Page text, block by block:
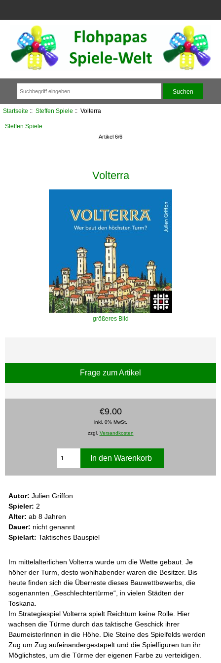
Startseite :: Steffen Spiele :: Volterra
Steffen Spiele
Artikel 6/6
Volterra
größeres Bild
Frage zum Artikel
€9.00
inkl. 0% MwSt.
zzgl. Versandkosten
Autor: Julien Griffon
Spieler: 2
Alter: ab 8 Jahren
Dauer: nicht genannt
Spielart: Taktisches Bauspiel
Im mittelalterlichen Volterra wurde um die Wette gebaut. Je
höher der Turm, desto wohlhabender waren die Besitzer. Bis
heute finden sich die Überreste dieses Bauwettbewerbs, die
sogenannten „Geschlechtertürme“, in vielen Städten der
Toskana.
Im Strategiespiel Volterra spielt Reichtum keine Rolle. Hier
wachsen die Türme durch das taktische Geschick ihrer
BaumeisterInnen in die Höhe. Die Steine des Spielfelds werden
Zug um Zug aufeinandergestapelt und die Spielfiguren tun ihr
Möglichstes, um die Türme der eigenen Farbe zu verteidigen.